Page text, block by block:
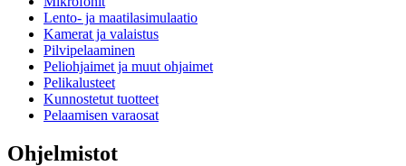
Lento- ja maatilasimulaatio
Kamerat ja valaistus
Pilvipelaaminen
Peliohjaimet ja muut ohjaimet
Pelikalusteet
Kunnostetut tuotteet
Pelaamisen varaosat
Ohjelmistot